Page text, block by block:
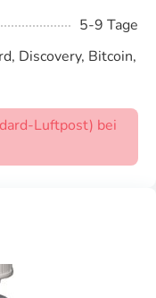
5-9 Tage
Discovery, Bitcoin,
Luftpost) bei